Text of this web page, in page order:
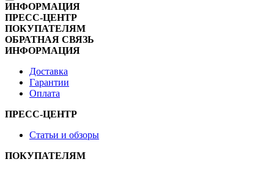
ИНФОРМАЦИЯ
ПРЕСС-ЦЕНТР
ПОКУПАТЕЛЯМ
ОБРАТНАЯ СВЯЗЬ
ИНФОРМАЦИЯ
Доставка
Гарантии
Оплата
ПРЕСС-ЦЕНТР
Статьи и обзоры
ПОКУПАТЕЛЯМ